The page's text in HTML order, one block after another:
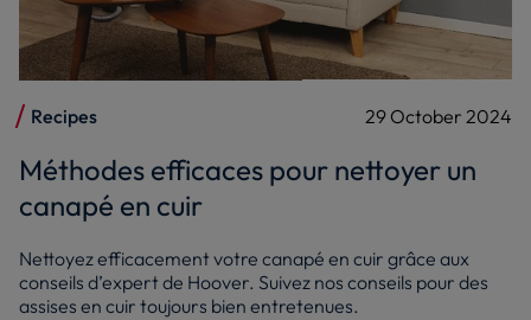
Recipes 29 October 2024
Méthodes efficaces pour nettoyer un
canapé en cuir
Nettoyez efficacement votre canapé en cuir grâce aux
conseils d’expert de Hoover. Suivez nos conseils pour des
assises en cuir toujours bien entretenues.